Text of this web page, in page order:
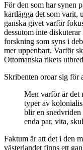
För den som har synen
kartlägga det som varit,
ganska givet varför
dessutom inte
forskning som syns i
mer uppenbart. Varför
Ottomanska rikets
Skribenten oroar sig för
Men varför är det
typer av
blir en
enda par, vita,
Faktum är att det i den
västerlandet finns ett